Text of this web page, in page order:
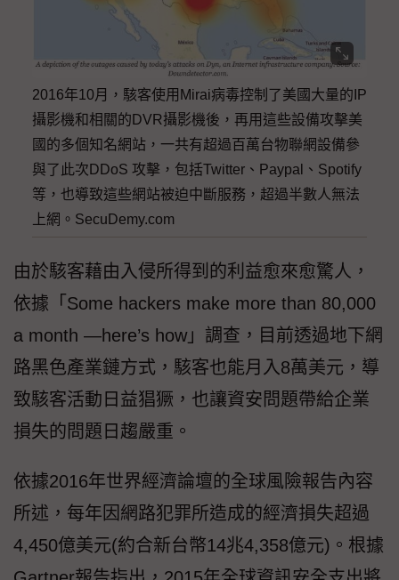
2016年10月，駭客使用Mirai病毒控制了美國大量的IP
攝影機和相關的DVR攝影機後，再用這些設備攻擊美
國的多個知名網站，一共有超過百萬台物聯網設備參
與了此次DDoS 攻擊，包括Twitter、Paypal、Spotify
等，也導致這些網站被迫中斷服務，超過半數人無法
上網。SecuDemy.com
由於駭客藉由入侵所得到的利益愈來愈驚人，
依據「Some hackers make more than 80,000
a month —here’s how」調查，目前透過地下網
路黑色產業鏈方式，駭客也能月入8萬美元，導
致駭客活動日益猖獗，也讓資安問題帶給企業
損失的問題日趨嚴重。
依據2016年世界經濟論壇的全球風險報告內容
所述，每年因網路犯罪所造成的經濟損失超過
4,450億美元(約合新台幣14兆4,358億元)。根據